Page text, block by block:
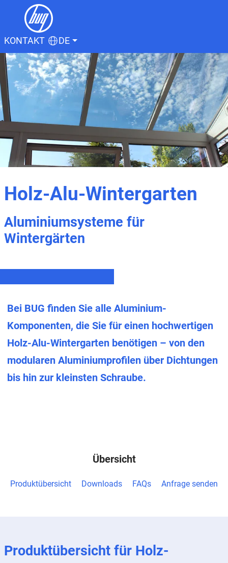
KONTAKT DE
Holz-Alu-Wintergarten
Aluminiumsysteme für
Wintergärten
Bei BUG finden Sie alle Aluminium-
Komponenten, die Sie für einen hochwertigen
Holz-Alu-Wintergarten benötigen – von den
modularen Aluminiumprofilen über Dichtungen
bis hin zur kleinsten Schraube.
Übersicht
Produktübersicht Downloads FAQs Anfrage senden
Produktübersicht für Holz-